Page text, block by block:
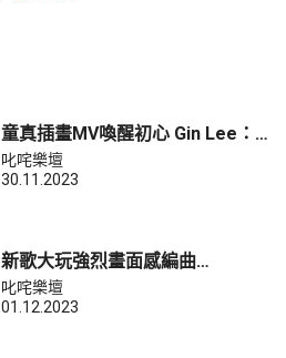
童真插畫MV喚醒初心 Gin Lee：喊
其實代表生命
叱咤樂壇
30.11.2023
新歌大玩強烈畫面感編曲
Blaster：落力營造「工廠味」
叱咤樂壇
01.12.2023